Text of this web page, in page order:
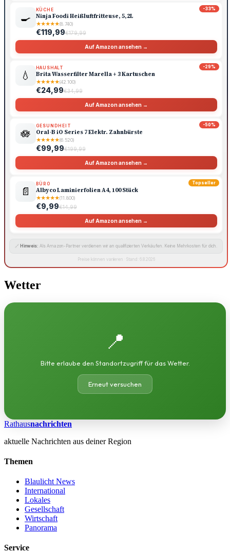
-33%
🍳
KÜCHE
Ninja Foodi Heißluftfritteuse, 5,2L
★★★★★(8.740)
€119,99€179,99
Auf Amazon ansehen →
-29%
💧
HAUSHALT
Brita Wasserfilter Marella + 3 Kartuschen
★★★★★(42.100)
€24,99€34,99
Auf Amazon ansehen →
-50%
🪷
GESUNDHEIT
Oral-B iO Series 7 Elektr. Zahnbürste
★★★★★(6.520)
€99,99€199,99
Auf Amazon ansehen →
Topseller
📄
BÜRO
Albyco Laminierfolien A4, 100 Stück
★★★★★(11.800)
€9,99€14,99
Auf Amazon ansehen →
🔗 Hinweis: Als Amazon-Partner verdienen wir an qualifizierten Verkäufen. Keine Mehrkosten für dich.
Preise können variieren · Stand: 6.8.2026
Wetter
📍
Bitte erlaube den Standortzugriff für das Wetter.
Erneut versuchen
Rathausnachrichten
aktuelle Nachrichten aus deiner Region
Themen
Blaulicht News
International
Lokales
Gesellschaft
Wirtschaft
Panorama
Service